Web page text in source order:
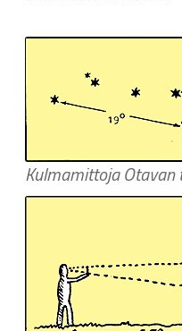
Kulmamittoja Otavan